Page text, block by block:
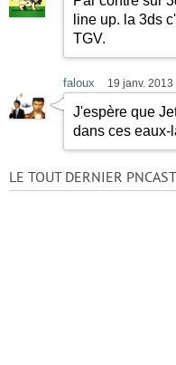
line up. la 3ds
TGV.
faloux 19 janv. 2013
J'espère que
dans ces eaux-
LE TOUT DERNIER PNCAST